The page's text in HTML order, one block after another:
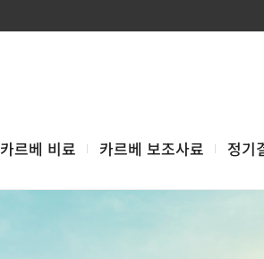
카르베 비료 카르베 보조사료 정기